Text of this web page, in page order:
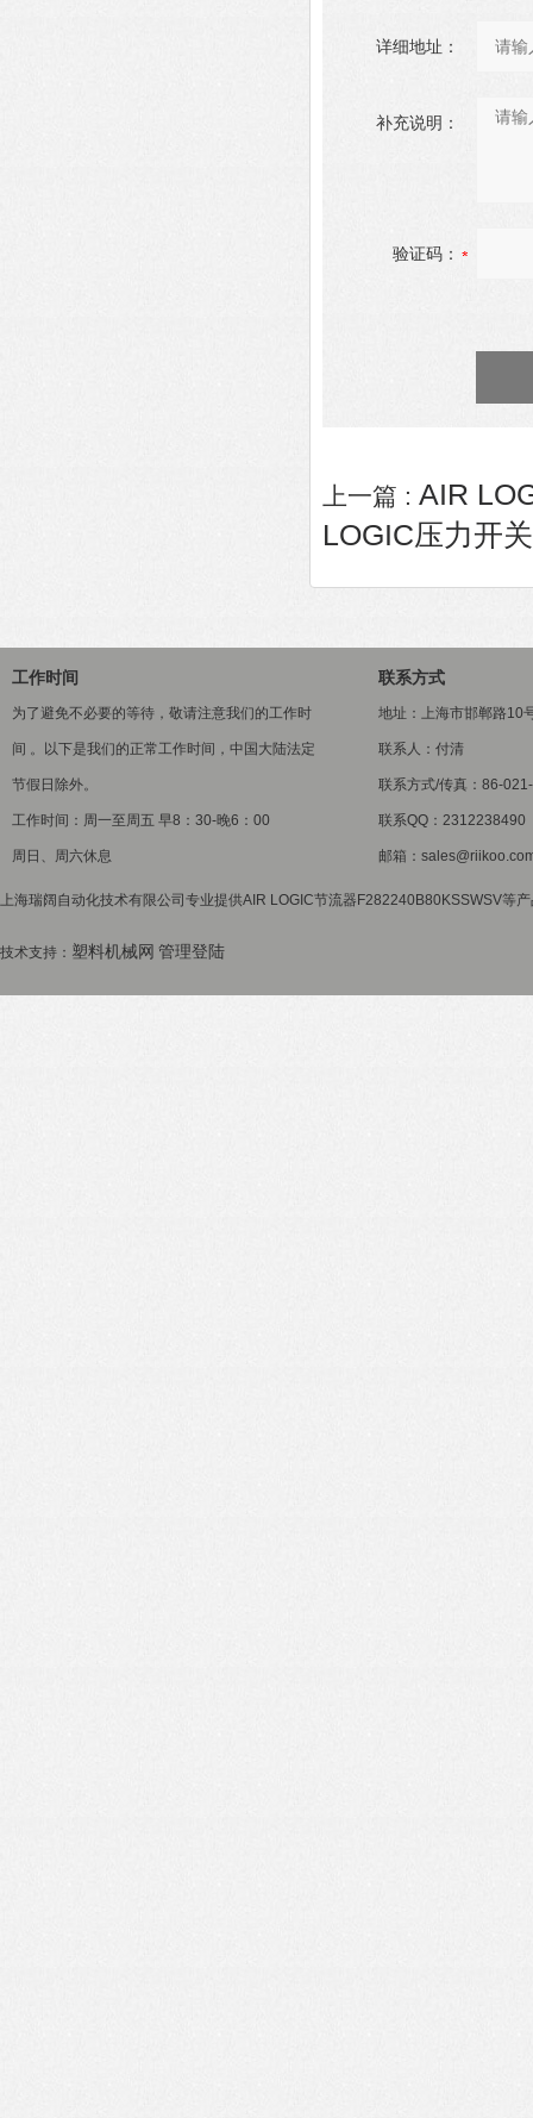
详细地址：
补充说明：
验证码：
上一篇 : AIR
LOGIC压力开
工作时间
为了避免不必要的等待，敬请注意我们的工作时
间 。以下是我们的正常工作时间，中国大陆法定
节假日除外。
工作时间：周一至周五 早8：30-晚6：00
周日、周六休息
联系方式
地址：上海市邯郸路10
联系人：付清
联系方式/传真：86-
联系QQ：2312238490
邮箱：
上海瑞阔自动化技术有限公司专业提供AIR LOGIC节流器F282240B80KSSWSV等
技术支持： 塑料机械网 管理登陆